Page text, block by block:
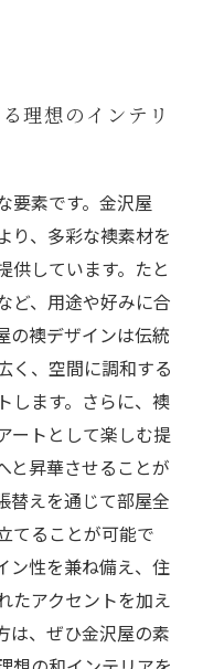
理想のインテリ
要素です。金沢屋
り、多彩な襖素材を
供しています。たと
ど、用途や好みに合
の襖デザインは伝統
く、空間に調和する
します。さらに、襖
ートとして楽しむ提
と昇華させることが
替えを通じて部屋全
てることが可能で
ン性を兼ね備え、住
たアクセントを加え
は、ぜひ金沢屋の素